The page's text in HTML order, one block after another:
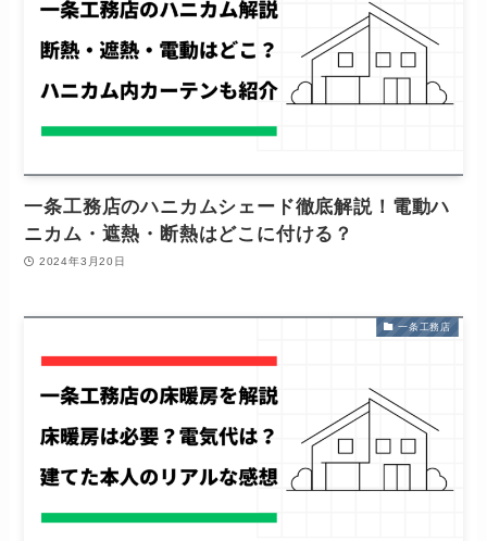
一条工務店のハニカムシェード徹底解説！電動ハ
ニカム・遮熱・断熱はどこに付ける？
2024年3月20日
一条工務店